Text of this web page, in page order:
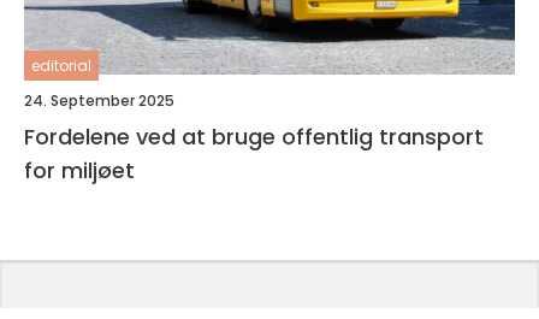
editorial
24. September 2025
Fordelene ved at bruge offentlig transport
for miljøet